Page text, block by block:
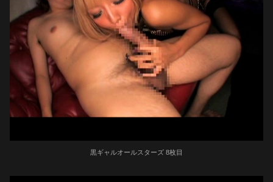
黒ギャルオールスターズ 8枚目